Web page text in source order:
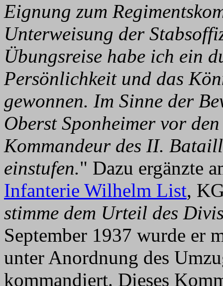
Eignung zum
Unterweisung der
Übungsreise habe ich ein
Persönlichkeit und das
gewonnen. Im Sinne der
Oberst Sponheimer vor
Kommandeur des II.
einstufen." Dazu ergänzte
Infanterie Wilhelm List,
stimme dem Urteil des
September 1937 wurde er
unter Anordnung des
kommandiert. Dieses